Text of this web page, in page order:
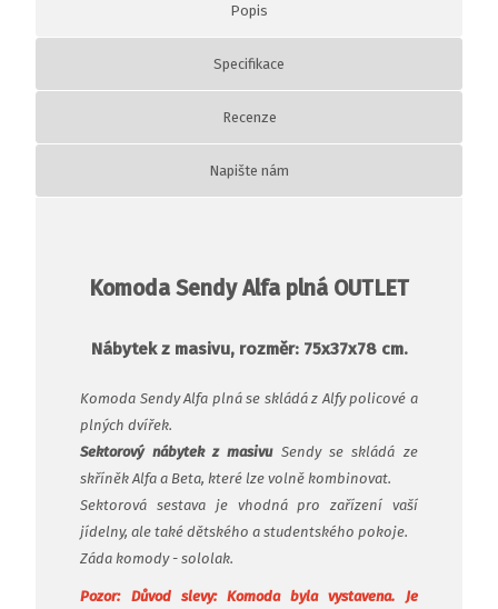
Popis
Specifikace
Recenze
Napište nám
Komoda Sendy Alfa plná OUTLET
Nábytek z masivu, rozměr: 75x37x78 cm.
Komoda Sendy Alfa plná se skládá z Alfy policové a
plných dvířek.
Sektorový nábytek z masivuSendy se skládá ze
skříněk Alfa a Beta, které lze volně kombinovat.
Sektorová sestava je vhodná pro zařízení vaší
jídelny, ale také dětského a studentského pokoje.
Záda komody - sololak.
Pozor: Důvod slevy: Komoda byla vystavena. Je